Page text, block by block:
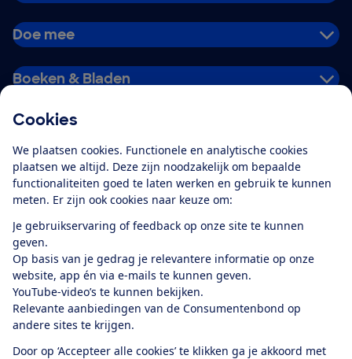
Cookies
We plaatsen cookies. Functionele en analytische cookies
plaatsen we altijd. Deze zijn noodzakelijk om bepaalde
functionaliteiten goed te laten werken en gebruik te kunnen
meten. Er zijn ook cookies naar keuze om:
Je gebruikservaring of feedback op onze site te kunnen
geven.
Op basis van je gedrag je relevantere informatie op onze
website, app én via e-mails te kunnen geven.
YouTube-video’s te kunnen bekijken.
Relevante aanbiedingen van de Consumentenbond op
andere sites te krijgen.
Door op ‘Accepteer alle cookies’ te klikken ga je akkoord met
Doe mee
Boeken & Bladen
Alles over de
app
Algemene Voorwaarden
Privacyverklaring
Cookiebeleid
Privacyvoorkeuren
Toegankelijkheid
RSS-feed nieuws
Facebook
TwitterInstagram
YoutubeLinkedIn